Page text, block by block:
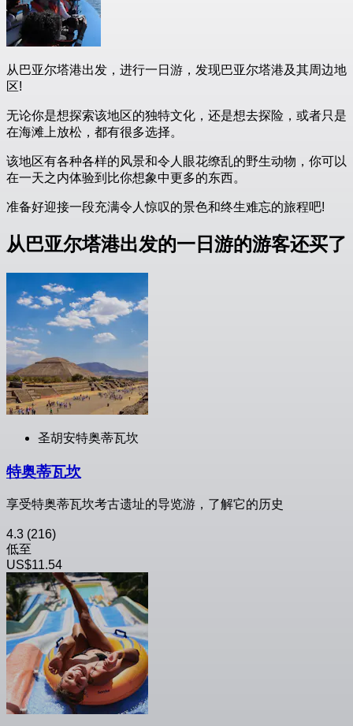
从巴亚尔塔港出发，进行一日游，发现巴亚尔塔港及其周边地
区!
无论你是想探索该地区的独特文化，还是想去探险，或者只是
在海滩上放松，都有很多选择。
该地区有各种各样的风景和令人眼花缭乱的野生动物，你可以
在一天之内体验到比你想象中更多的东西。
准备好迎接一段充满令人惊叹的景色和终生难忘的旅程吧!
从巴亚尔塔港出发的一日游的游客还买了
圣胡安特奥蒂瓦坎
特奥蒂瓦坎
享受特奥蒂瓦坎考古遗址的导览游，了解它的历史
4.3 (216)
低至
US$11.54